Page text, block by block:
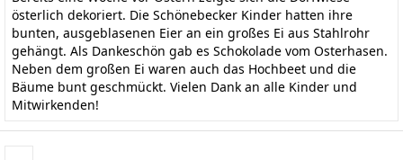
österlich dekoriert. Die Schönebecker Kinder hatten ihre
bunten, ausgeblasenen Eier an ein großes Ei aus Stahlrohr
gehängt. Als Dankeschön gab es Schokolade vom Osterhasen.
Neben dem großen Ei waren auch das Hochbeet und die
Bäume bunt geschmückt. Vielen Dank an alle Kinder und
Mitwirkenden!